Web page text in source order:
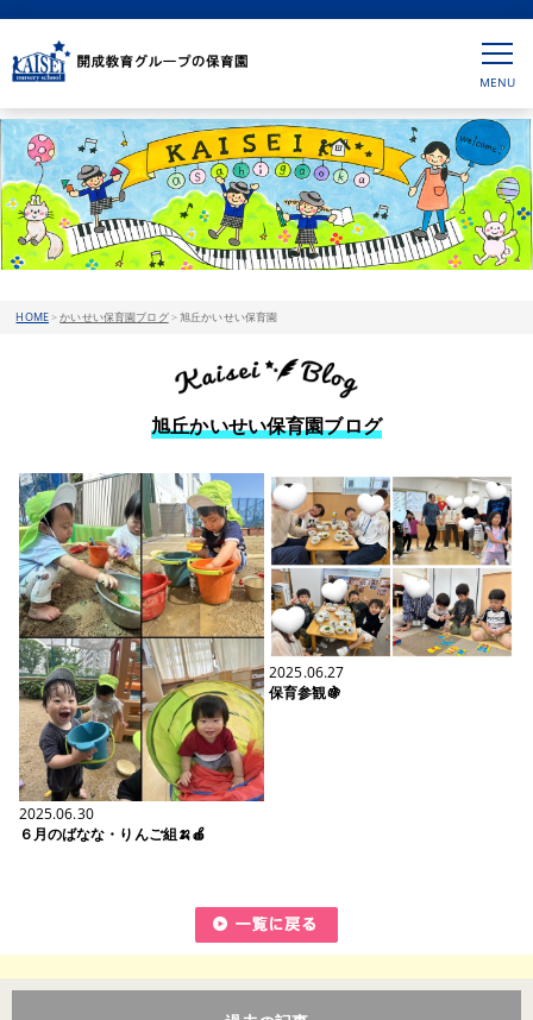
HOME>かいせい保育園ブログ>旭丘かいせい保育園
旭丘かいせい保育園ブログ
2025.06.30
６月のばなな・りんご組🍌🍎
2025.06.27
保育参観🍇